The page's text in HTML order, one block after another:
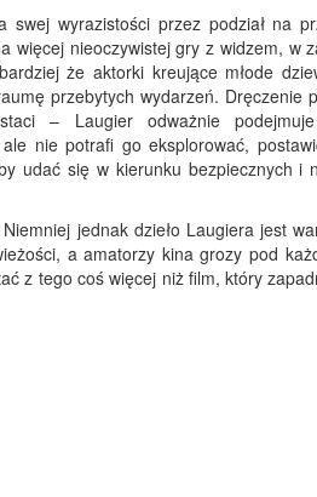
swej wyrazistości przez podział na
więcej nieoczywistej gry z widzem, w
że aktorki kreujące młode
przebytych wydarzeń. Dręczenie
– Laugier odważnie
nie potrafi go eksplorować,
udać się w kierunku bezpiecznych i
jednak dzieło Laugiera jest
a amatorzy kina grozy pod
z tego coś więcej niż film, który